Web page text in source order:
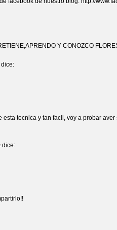
Y CONOZCO
dice:
tecnica y tan facil, voy a probar
dice: